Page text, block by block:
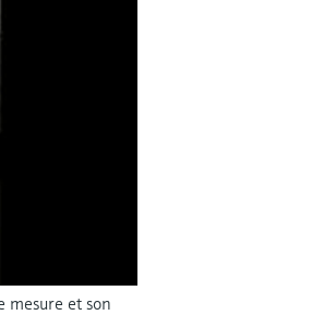
mesure et son